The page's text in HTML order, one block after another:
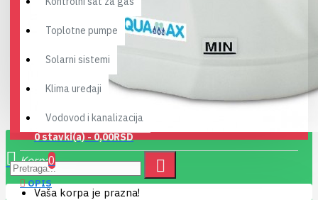
0 stavki(a) - 0,00RSD
0
Vaša korpa je prazna!
Toplotne pumpe
Solarni sistemi
Klima uređaji
Vodovod i kanalizacija
OPIS